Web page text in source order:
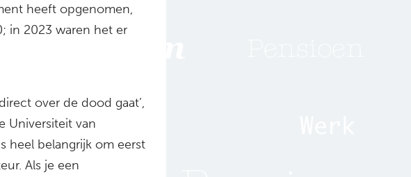
heeft opgenomen,
in 2023 waren het er
over de dood gaat’,
Universiteit van
heel belangrijk om eerst
Als je een